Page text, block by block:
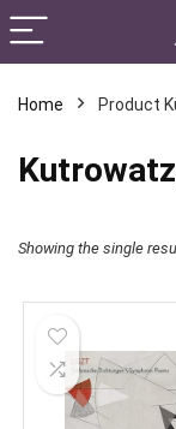
Home Product
Showing the single